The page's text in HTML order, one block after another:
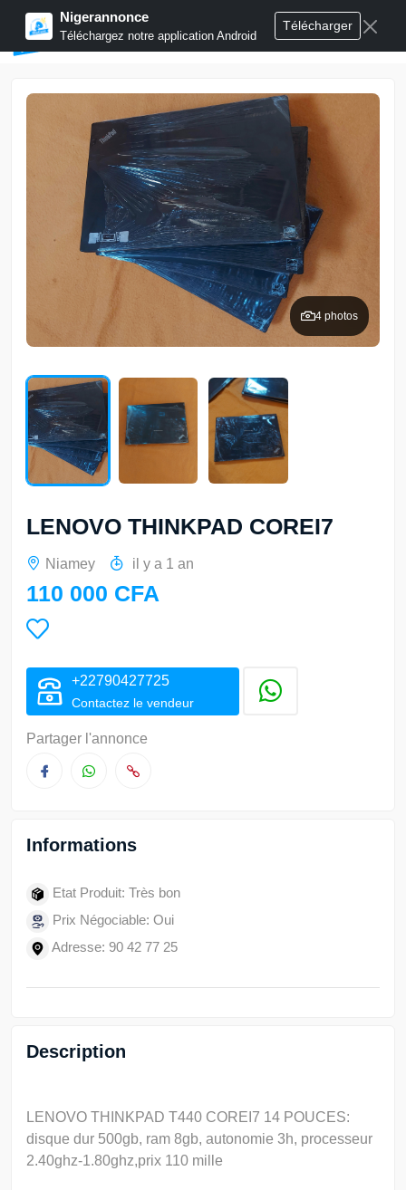
Nigerannonce
Téléchargez notre application Android
Télécharger
Publier annonces
4 photos
LENOVO THINKPAD COREI7
Niamey il y a 1 an
110 000 CFA
+22790427725
Contactez le vendeur
Partager l'annonce
Informations
Etat Produit: Très bon
Prix Négociable: Oui
Adresse: 90 42 77 25
Description
LENOVO THINKPAD T440 COREI7 14 POUCES:
disque dur 500gb, ram 8gb, autonomie 3h, processeur
2.40ghz-1.80ghz,prix 110 mille